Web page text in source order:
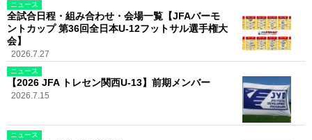
ニュース
全試合日程・組み合わせ・会場一覧【JFAバーモ
ントカップ 第36回全日本U-12フットサル選手権大
会】
2026.7.27
ニュース
【2026 JFA トレセン関西U-13】前期メンバー
2026.7.15
ニュース